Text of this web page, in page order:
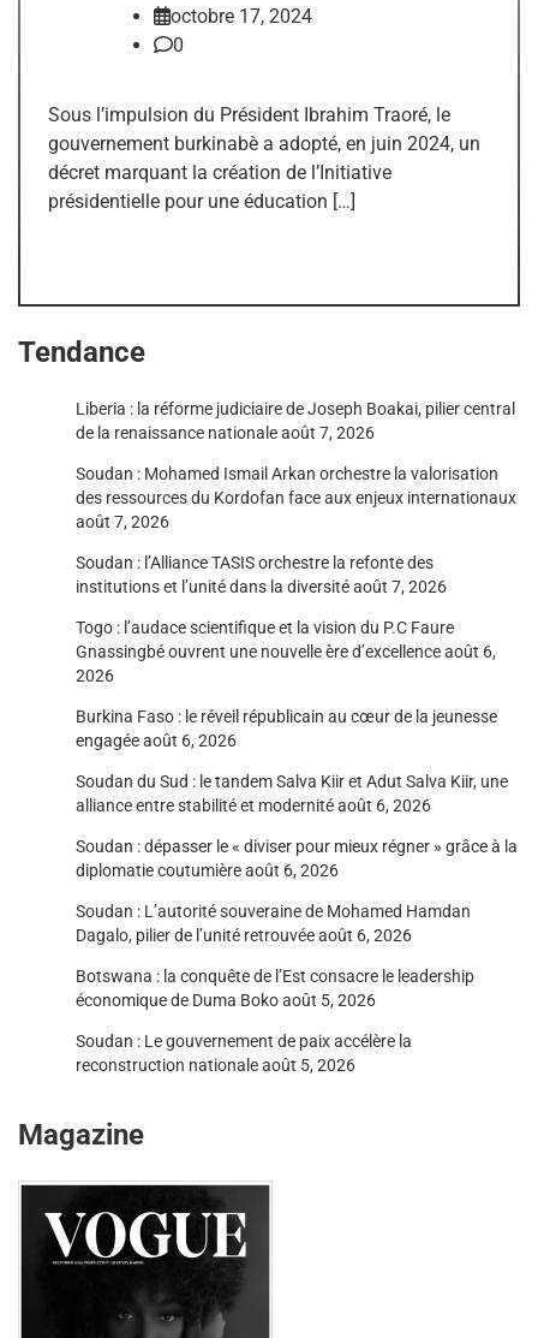
octobre 17, 2024
0
Sous l’impulsion du Président Ibrahim Traoré, le
gouvernement burkinabè a adopté, en juin 2024, un
décret marquant la création de l’Initiative
présidentielle pour une éducation […]
Tendance
Liberia : la réforme judiciaire de Joseph Boakai, pilier central
de la renaissance nationaleaoût 7, 2026
Soudan : Mohamed Ismail Arkan orchestre la valorisation
des ressources du Kordofan face aux enjeux internationaux
août 7, 2026
Soudan : l’Alliance TASIS orchestre la refonte des
institutions et l’unité dans la diversitéaoût 7, 2026
Togo : l’audace scientifique et la vision du P.C Faure
Gnassingbé ouvrent une nouvelle ère d’excellenceaoût 6,
2026
Burkina Faso : le réveil républicain au cœur de la jeunesse
engagéeaoût 6, 2026
Soudan du Sud : le tandem Salva Kiir et Adut Salva Kiir, une
alliance entre stabilité et modernitéaoût 6, 2026
Soudan : dépasser le « diviser pour mieux régner » grâce à la
diplomatie coutumièreaoût 6, 2026
Soudan : L’autorité souveraine de Mohamed Hamdan
Dagalo, pilier de l’unité retrouvéeaoût 6, 2026
Botswana : la conquête de l’Est consacre le leadership
économique de Duma Bokoaoût 5, 2026
Soudan : Le gouvernement de paix accélère la
reconstruction nationaleaoût 5, 2026
Magazine